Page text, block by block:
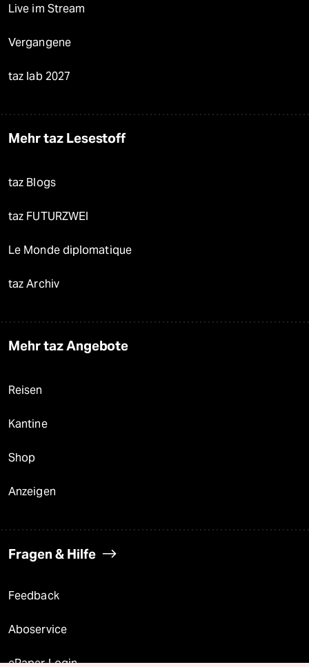
Live im Stream
Vergangene
taz lab 2027
Mehr taz Lesestoff
taz Blogs
taz FUTURZWEI
Le Monde diplomatique
taz Archiv
Mehr taz Angebote
Reisen
Kantine
Shop
Anzeigen
Fragen & Hilfe
Feedback
Aboservice
ePaper Login